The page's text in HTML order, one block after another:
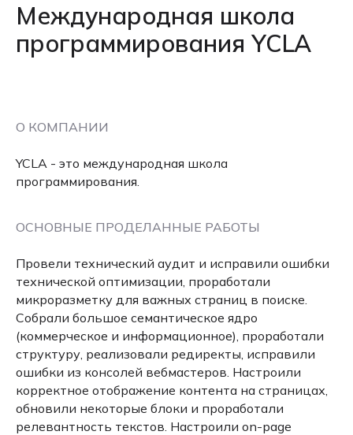
Международная школа
программирования YCLA
О КОМПАНИИ
YCLA - это международная школа
программирования.
ОСНОВНЫЕ ПРОДЕЛАННЫЕ РАБОТЫ
Провели технический аудит и исправили ошибки
технической оптимизации, проработали
микроразметку для важных страниц в поиске.
Собрали большое семантическое ядро
(коммерческое и информационное), проработали
структуру, реализовали редиректы, исправили
ошибки из консолей вебмастеров. Настроили
корректное отображение контента на страницах,
обновили некоторые блоки и проработали
релевантность текстов. Настроили on-page